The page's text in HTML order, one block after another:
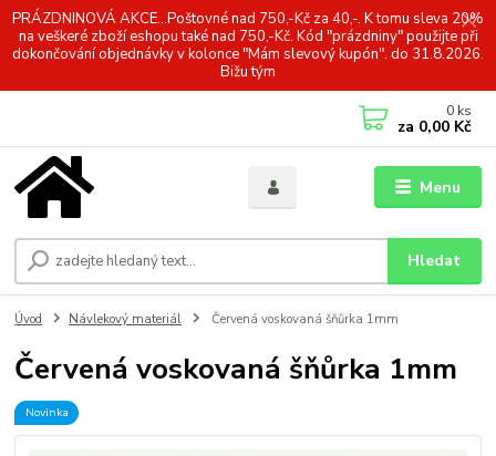
PRÁZDNINOVÁ AKCE...Poštovné nad 750,-Kč za 40,-. K tomu sleva 20%
na veškeré zboží eshopu také nad 750,-Kč. Kód "prázdniny" použijte při
dokončování objednávky v kolonce "Mám slevový kupón". do 31.8.2026.
Bižu tým
Menu
Hledat
0 ks
za 0,00 Kč
Úvod Návlekový materiál Červená voskovaná šňůrka 1mm
Červená voskovaná šňůrka 1mm
Novinka